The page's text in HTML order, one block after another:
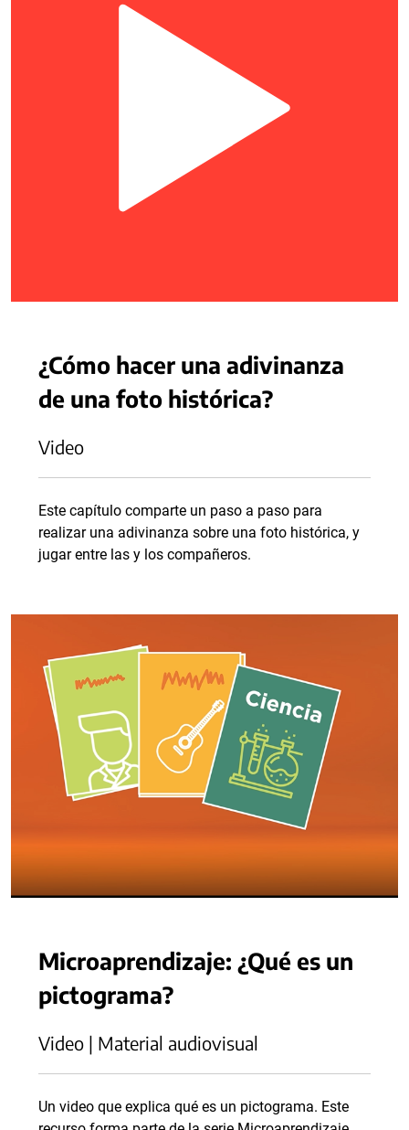
¿Cómo hacer una adivinanza
de una foto histórica?
Video
Este capítulo comparte un paso a paso para
realizar una adivinanza sobre una foto histórica, y
jugar entre las y los compañeros.
Microaprendizaje: ¿Qué es un
pictograma?
Video | Material audiovisual
Un video que explica qué es un pictograma. Este